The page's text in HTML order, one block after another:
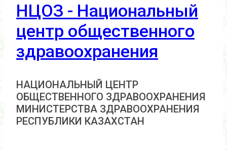
НЦОЗ - Национальный
центр общественного
здравоохранения
НАЦИОНАЛЬНЫЙ ЦЕНТР
ОБЩЕСТВЕННОГО ЗДРАВООХРАНЕНИЯ
МИНИСТЕРСТВА ЗДРАВООХРАНЕНИЯ
РЕСПУБЛИКИ КАЗАХСТАН